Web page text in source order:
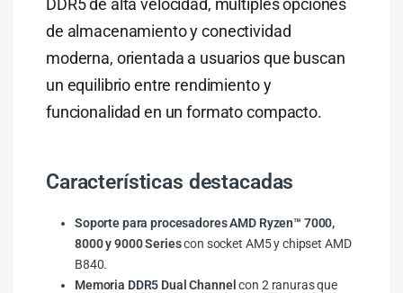
de almacenamiento y conectividad
moderna, orientada a usuarios que buscan
un equilibrio entre rendimiento y
funcionalidad en un formato compacto.
Características destacadas
Soporte para procesadores AMD Ryzen™ 7000,
8000 y 9000 Seriescon socket AM5 y chipset AMD
B840.
Memoria DDR5 Dual Channel con 2 ranuras que